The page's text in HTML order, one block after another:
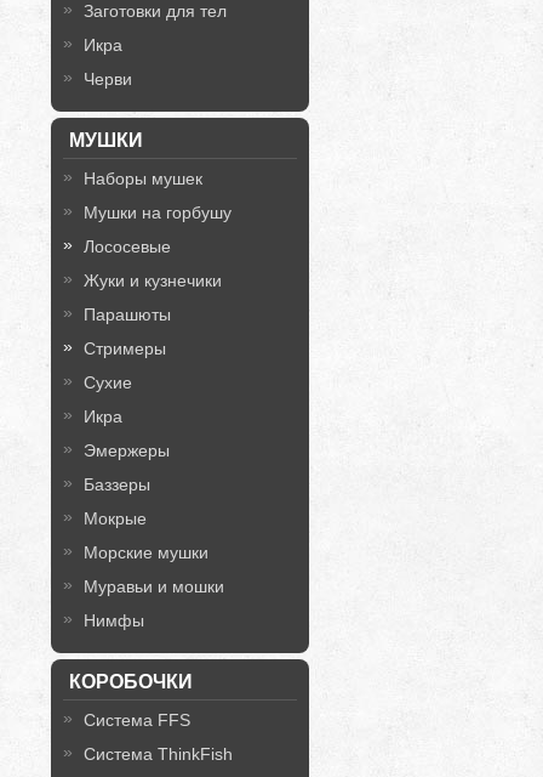
Заготовки для тел
Икра
Черви
МУШКИ
Наборы мушек
Мушки на горбушу
Лососевые
Жуки и кузнечики
Парашюты
Стримеры
Сухие
Икра
Эмержеры
Баззеры
Мокрые
Морские мушки
Муравьи и мошки
Нимфы
КОРОБОЧКИ
Система FFS
Система ThinkFish